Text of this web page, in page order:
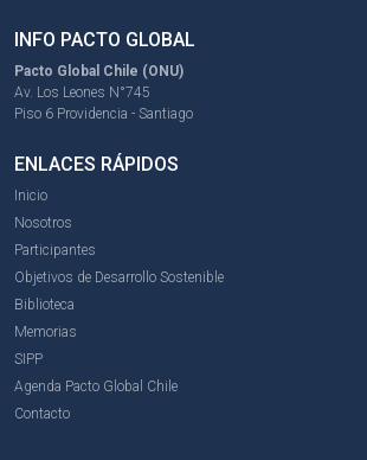
INFO PACTO GLOBAL
Pacto Global Chile (ONU)
Av. Los Leones N°745
Piso 6 Providencia - Santiago
ENLACES RÁPIDOS
Inicio
Nosotros
Participantes
Objetivos de Desarrollo Sostenible
Biblioteca
Memorias
SIPP
Agenda Pacto Global Chile
Contacto